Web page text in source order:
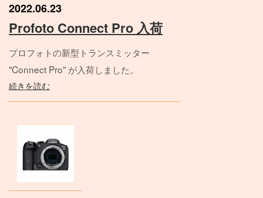
2022.06.23
Profoto Connect Pro 入荷
プロフォトの新型トランスミッター
"Connect Pro" が入荷しました。
続きを読む